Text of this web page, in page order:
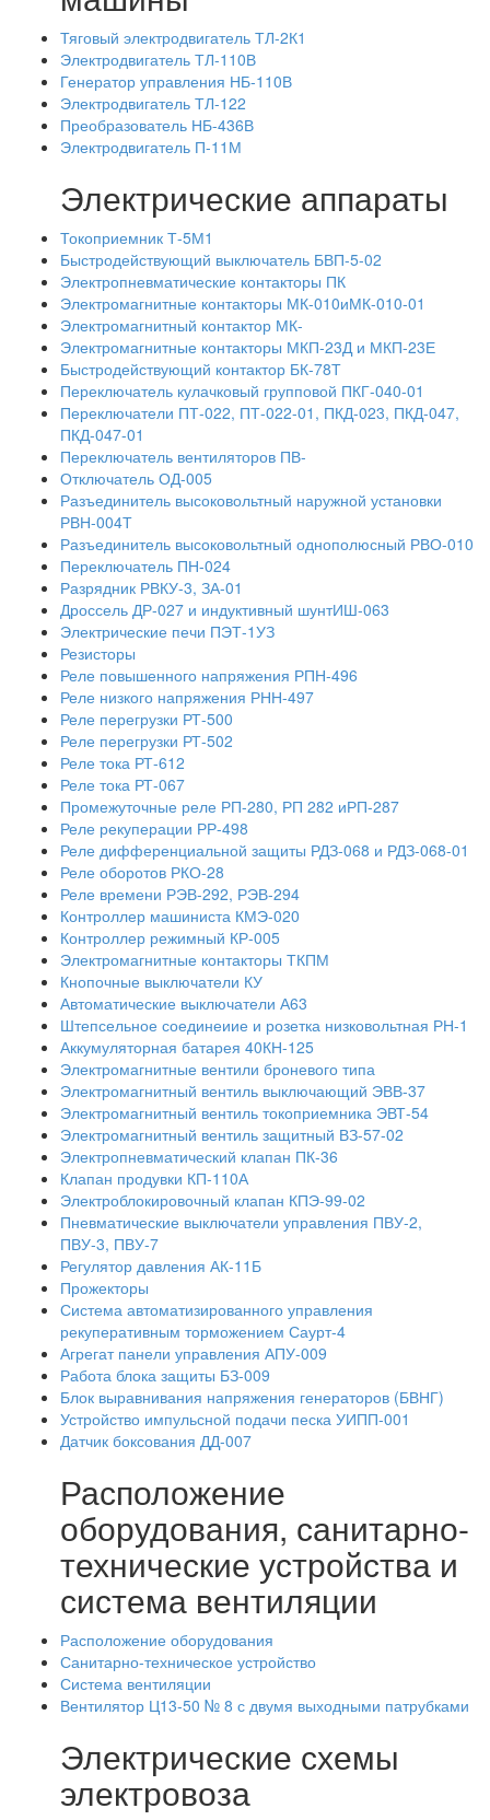
Тяговый электродвигатель ТЛ-2К1
Электродвигатель ТЛ-110В
Генератор управления НБ-110В
Электродвигатель ТЛ-122
Преобразователь НБ-436В
Электродвигатель П-11М
Электрические аппараты
Токоприемник Т-5М1
Быстродействующий выключатель БВП-5-02
Электропневматические контакторы ПК
Электромагнитные контакторы МК-010иМК-010-01
Электромагнитный контактор МК-
Электромагнитные контакторы МКП-23Д и МКП-23Е
Быстродействующий контактор БК-78Т
Переключатель кулачковый групповой ПКГ-040-01
Переключатели ПТ-022, ПТ-022-01, ПКД-023, ПКД-047,
ПКД-047-01
Переключатель вентиляторов ПВ-
Отключатель ОД-005
Разъединитель высоковольтный наружной установки
РВН-004Т
Разъединитель высоковольтный однополюсный РВО-010
Переключатель ПН-024
Разрядник РВКУ-3, ЗА-01
Дроссель ДР-027 и индуктивный шунтИШ-063
Электрические печи ПЭТ-1УЗ
Резисторы
Реле повышенного напряжения РПН-496
Реле низкого напряжения РНН-497
Реле перегрузки РТ-500
Реле перегрузки РТ-502
Реле тока РТ-612
Реле тока РТ-067
Промежуточные реле РП-280, РП 282 иРП-287
Реле рекуперации РР-498
Реле дифференциальной защиты РДЗ-068 и РДЗ-068-01
Реле оборотов РКО-28
Реле времени РЭВ-292, РЭВ-294
Контроллер машиниста КМЭ-020
Контроллер режимный КР-005
Электромагнитные контакторы ТКПМ
Кнопочные выключатели КУ
Автоматические выключатели А63
Штепсельное соединеиие и розетка низковольтная РН-1
Аккумуляторная батарея 40КН-125
Электромагнитные вентили броневого типа
Электромагнитный вентиль выключающий ЭВВ-37
Электромагнитный вентиль токоприемника ЭВТ-54
Электромагнитный вентиль защитный ВЗ-57-02
Электропневматический клапан ПК-36
Клапан продувки КП-110А
Электроблокировочный клапан КПЭ-99-02
Пневматические выключатели управления ПВУ-2,
ПВУ-3, ПВУ-7
Регулятор давления АК-11Б
Прожекторы
Система автоматизированного управления
рекуперативным торможением Саурт-4
Агрегат панели управления АПУ-009
Работа блока защиты БЗ-009
Блок выравнивания напряжения генераторов (БВНГ)
Устройство импульсной подачи песка УИПП-001
Датчик боксования ДД-007
Расположение
оборудования, санитарно-
технические устройства и
система вентиляции
Расположение оборудования
Санитарно-техническое устройство
Система вентиляции
Вентилятор Ц13-50 № 8 с двумя выходными патрубками
Электрические схемы
электровоза